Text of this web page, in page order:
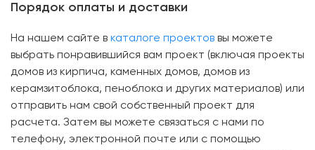
Порядок оплаты и доставки
На нашем сайте в каталоге проектов вы можете
выбрать понравившийся вам проект (включая проекты
домов из кирпича, каменных домов, домов из
керамзитоблока, пеноблока и других материалов) или
отправить нам свой собственный проект для
расчета. Затем вы можете связаться с нами по
телефону, электронной почте или с помощью